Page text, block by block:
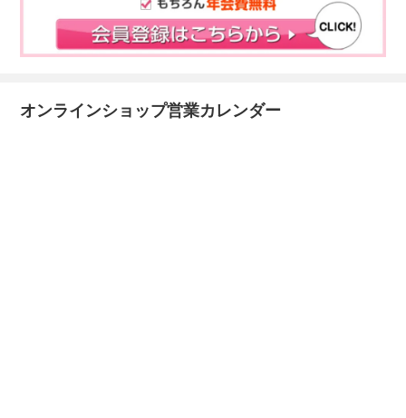
オンラインショップ営業カレンダー